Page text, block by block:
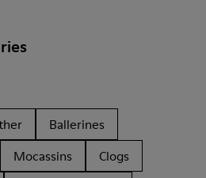
Ballerines
Mocassins
Clogs